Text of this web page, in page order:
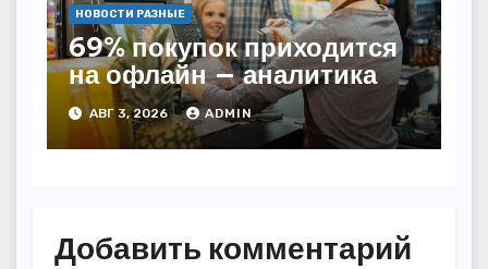
НОВОСТИ РАЗНЫЕ
69% покупок приходится
на офлайн — аналитика
АВГ 3, 2026 ADMIN
Добавить комментарий